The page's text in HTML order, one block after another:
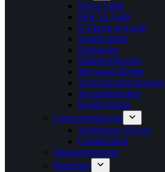
Put to Light
Pick To Light
E-Check-to-Light
Handscanner
Packtische
Etikettendrucker
Mezzanin-Böden
Verpackungsmaschine
Versandetiketten
Regalsysteme
Lageroptimierung
Warehouse Viewer
Gamification
Implementierung
Branchen